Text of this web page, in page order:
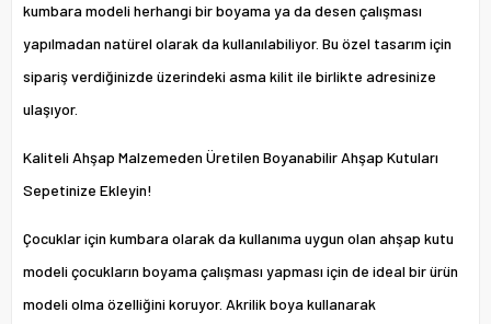
kumbara modeli herhangi bir boyama ya da desen çalışması
yapılmadan natürel olarak da kullanılabiliyor. Bu özel tasarım için
sipariş verdiğinizde üzerindeki asma kilit ile birlikte adresinize
ulaşıyor.
Kaliteli Ahşap Malzemeden Üretilen Boyanabilir Ahşap Kutuları
Sepetinize Ekleyin!
Çocuklar için kumbara olarak da kullanıma uygun olan ahşap kutu
modeli çocukların boyama çalışması yapması için de ideal bir ürün
modeli olma özelliğini koruyor. Akrilik boya kullanarak